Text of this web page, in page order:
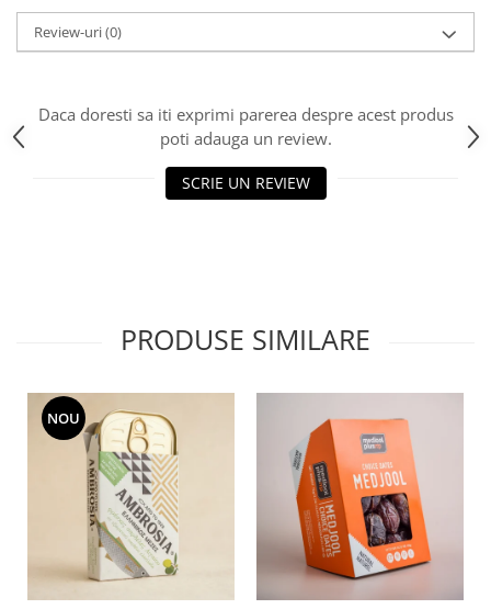
Review-uri(0)
Daca doresti sa iti exprimi parerea despre acest produs
poti adauga un review.
SCRIE UN REVIEW
PRODUSE SIMILARE
NOU